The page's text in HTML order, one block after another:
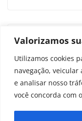
Valorizamos
Utilizamos cookies
navegação,
e analisar nosso
você concorda com
Dois jogos da
vão desafiar
outubro 31, 2025